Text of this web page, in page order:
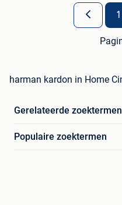
1
harman kardon in Home
Gerelateerde zoektermen
Populaire zoektermen